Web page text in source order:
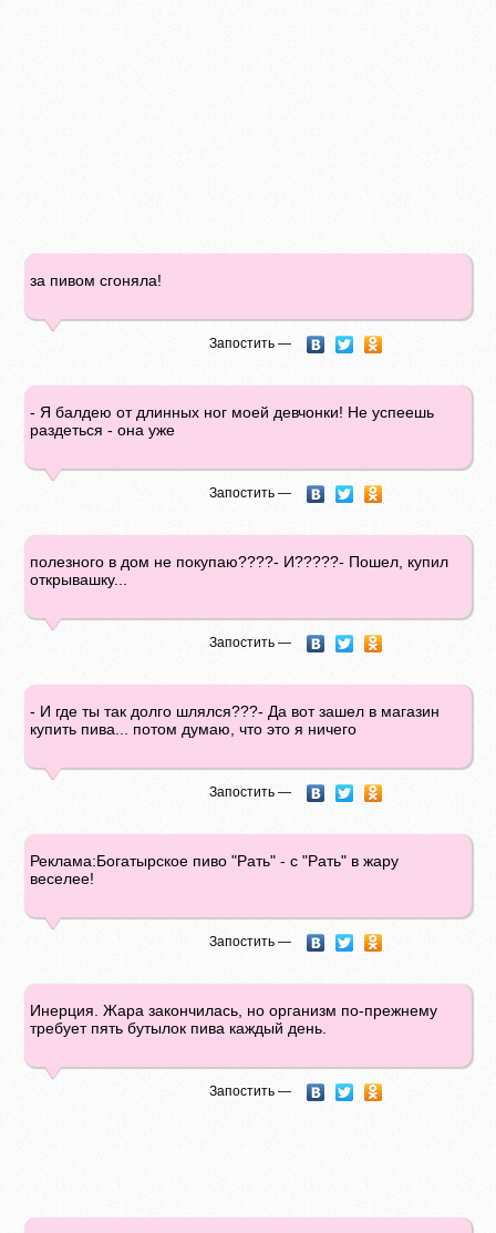
за пивом сгоняла!
Запостить —
- Я балдею от длинных ног моей девчонки! Не успеешь
раздеться - она уже
Запостить —
полезного в дом не покупаю????- И?????- Пошел, купил
открывашку...
Запостить —
- И где ты так долго шлялся???- Да вот зашел в магазин
купить пива... потом думаю, что это я ничего
Запостить —
Реклама:Богатырское пиво "Рать" - с "Рать" в жару
веселее!
Запостить —
Инерция. Жара закончилась, но организм по-прежнему
требует пять бутылок пива каждый день.
Запостить —